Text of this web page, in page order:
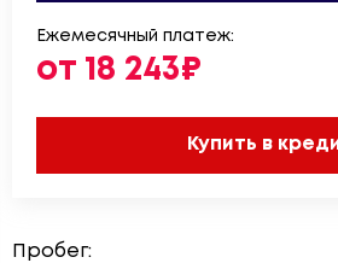
Ежемесячный платеж:
от 18 243₽
Купить в
Пробег: